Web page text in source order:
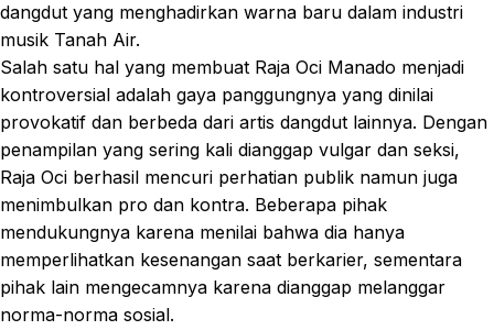
dangdut yang menghadirkan warna baru dalam industri
musik Tanah Air.
Salah satu hal yang membuat Raja Oci Manado menjadi
kontroversial adalah gaya panggungnya yang dinilai
provokatif dan berbeda dari artis dangdut lainnya. Dengan
penampilan yang sering kali dianggap vulgar dan seksi,
Raja Oci berhasil mencuri perhatian publik namun juga
menimbulkan pro dan kontra. Beberapa pihak
mendukungnya karena menilai bahwa dia hanya
memperlihatkan kesenangan saat berkarier, sementara
pihak lain mengecamnya karena dianggap melanggar
norma-norma sosial.